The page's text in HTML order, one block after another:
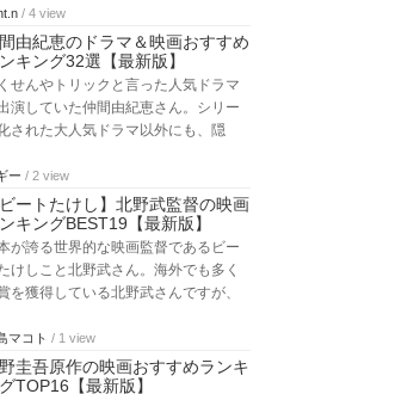
/ 4 view
由紀恵のドラマ＆映画おすすめ
キング32選【最新版】
せんやトリックと言った人気ドラマ
演していた仲間由紀恵さん。シリー
された大人気ドラマ以外にも、隠
ー / 2 view
ビートたけし】北野武監督の映画
キングBEST19【最新版】
が誇る世界的な映画監督であるビー
けしこと北野武さん。海外でも多く
を獲得している北野武さんですが、
マコト / 1 view
圭吾原作の映画おすすめランキ
TOP16【最新版】